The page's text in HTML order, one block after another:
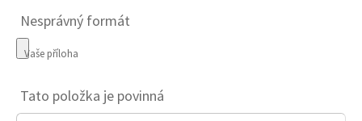
Nesprávný formát
Vaše příloha
Tato položka je povinná